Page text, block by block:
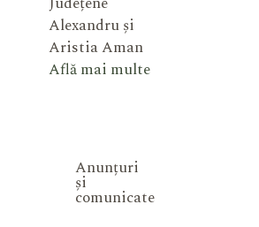
Alexandru și
Aristia Aman
Află mai multe
Anunțuri
și
comunicate